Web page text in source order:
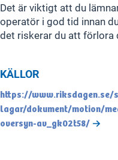
Det är viktigt att du
operatör i god tid innan
det riskerar du att förlora
KÄLLOR
https://www.riksdagen.se/
lagar/dokument/motion/
oversyn-av_gk02t58/